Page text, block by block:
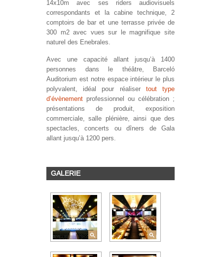
14x10m avec ses riders audiovisuels
correspondants et la cabine technique, 2
comptoirs de bar et une terrasse privée de
300 m2 avec vues sur le magnifique site
naturel des Enebrales.
Avec une capacité allant jusqu’à 1400
personnes dans le théâtre, Barceló
Auditorium est notre espace intérieur le plus
polyvalent, idéal pour réaliser tout type
d’évènement professionnel ou célébration ;
présentations de produit, exposition
commerciale, salle plénière, ainsi que des
spectacles, concerts ou dîners de Gala
allant jusqu’à 1200 pers.
GALERIE